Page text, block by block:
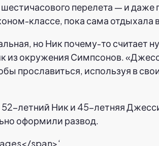
перелета — и даже
классе, пока сама отдыхала
но Ник почему-то считает
из окружения Симпсонов.
прославиться, используя в
летний Ник и 45-летняя
оформили развод.